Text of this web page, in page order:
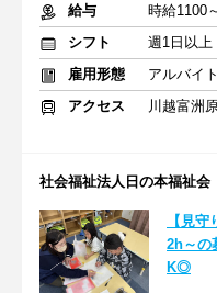
給与
シフト
雇用形態
アルバイ
アクセス
川越富洲
社会福祉法人日の本福祉
【見
2h～の
K◎